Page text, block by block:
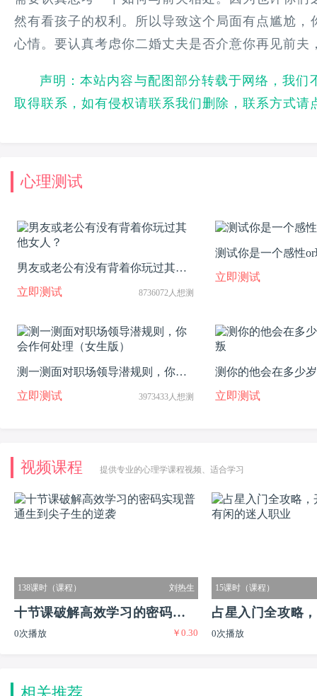
然有看孩子的权利。所以导致这个局面有点尴尬
心情。要认真考虑你二婚丈夫是否介意你再见前
声明：本站内容与配图部分转载于网络，我
取得联系，如有侵权请联系我们删除，联系方式请
心理测试
男友或老公有没有背着你玩过其他
女人？
立即测试 8736072人想测
测试你是一个感性
立即测试
测一测面对职场领导潜规则，你会
作何处理（女生版）
立即测试 3973433人想测
测你的他会在多少
立即测试
视频课程 提供专业的心理学课程视频、适合学习
138课时（课程） 刘热生
十节课破解高效学习的密码实现
普通生到尖子生的逆袭
0次播放 ￥0.30
15课时（课程）
占星入门全攻略
又有闲的迷人职业
0次播放